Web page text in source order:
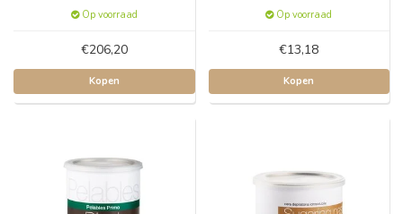
Op voorraad
€206,20
Kopen
Op voorraad
€13,18
Kopen